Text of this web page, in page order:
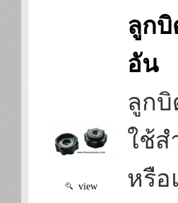
view
ลูกบิ
อัน
ลูกบิ
ใช้ส
หรือ